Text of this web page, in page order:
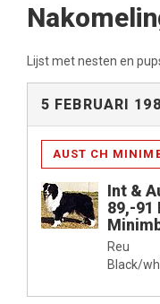
Lijst met nesten en
5 FEBRUARI
AUST CH
Int &
89,-91
Reu
Black/